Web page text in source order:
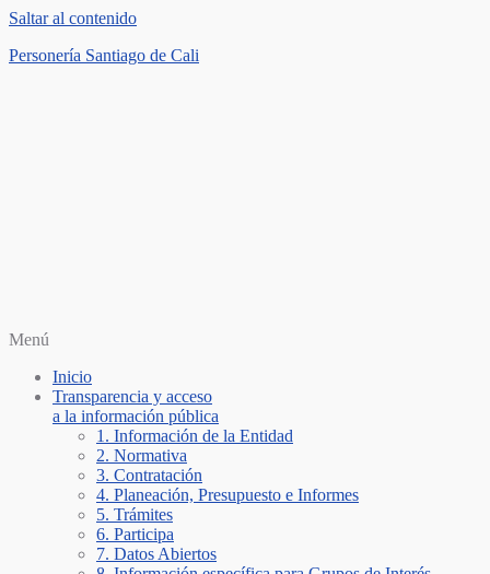
Saltar al contenido
Personería Santiago de Cali
Menú
Inicio
Transparencia y acceso
a la información pública
1. Información de la Entidad
2. Normativa
3. Contratación
4. Planeación, Presupuesto e Informes
5. Trámites
6. Participa
7. Datos Abiertos